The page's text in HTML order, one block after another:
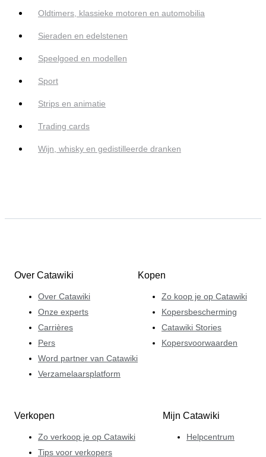
Oldtimers, klassieke motoren en automobilia
Sieraden en edelstenen
Speelgoed en modellen
Sport
Strips en animatie
Trading cards
Wijn, whisky en gedistilleerde dranken
Over Catawiki
Over Catawiki
Onze experts
Carrières
Pers
Word partner van Catawiki
Verzamelaarsplatform
Kopen
Zo koop je op Catawiki
Kopersbescherming
Catawiki Stories
Kopersvoorwaarden
Verkopen
Zo verkoop je op Catawiki
Tips voor verkopers
Mijn Catawiki
Helpcentrum